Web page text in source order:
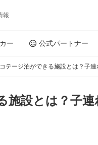
報
ー 公式パートナー
テージ泊ができる施設とは？子
施設とは？子